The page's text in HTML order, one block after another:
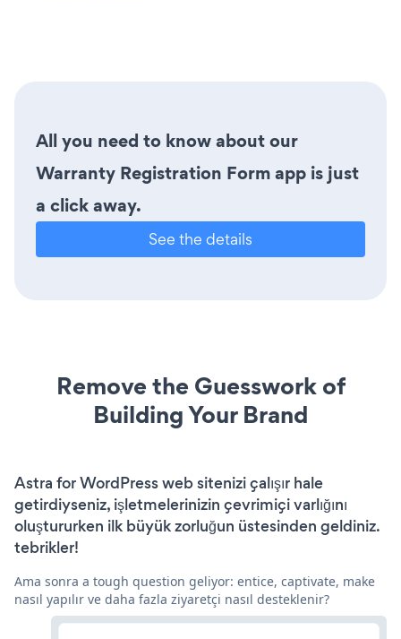
All you need to know about our
Warranty Registration Form app is just
a click away.
See the details
Remove the Guesswork of
Building Your Brand
Astra for WordPress web sitenizi çalışır hale
getirdiyseniz, işletmelerinizin çevrimiçi varlığını
oluştururken ilk büyük zorluğun üstesinden geldiniz.
tebrikler!
Ama sonra a tough question geliyor: entice, captivate, make
nasıl yapılır ve daha fazla ziyaretçi nasıl desteklenir?